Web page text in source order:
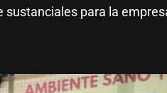
sustanciales para la